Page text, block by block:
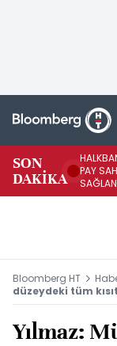
SON
DAKİKA
PAY
Bloomberg HT
düzeydeki tüm
Yılmaz: